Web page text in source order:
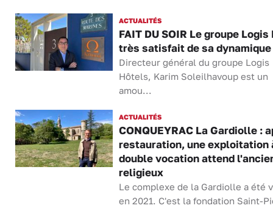
ACTUALITÉS
FAIT DU SOIR Le groupe
très satisfait de sa dynamique
Directeur général du groupe Logis
Hôtels, Karim Soleilhavoup est un
amou...
ACTUALITÉS
CONQUEYRAC La Gardiolle :
restauration, une exploitation
double vocation attend
religieux
Le complexe de la Gardiolle a été
en 2021. C'est la fondation Saint-